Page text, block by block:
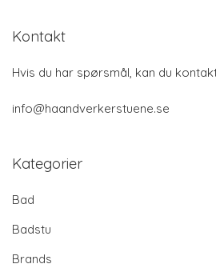
Kontakt
Hvis du har spørsmål, kan du
info@haandverkerstuene.se
Kategorier
Bad
Badstu
Brands